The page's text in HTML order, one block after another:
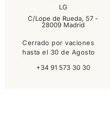
LG
C/Lope de Rueda, 57 -
28009 Madrid
Cerrado por vaciones
hasta el 30 de Agosto
+34 91 573 30 30